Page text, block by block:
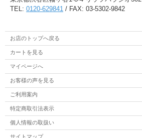
TEL: 0120-629841 / FAX: 03-5302-9842
お店のトップへ戻る
カートを見る
マイページへ
お客様の声を見る
ご利用案内
特定商取引法表示
個人情報の取扱い
サイトマップ